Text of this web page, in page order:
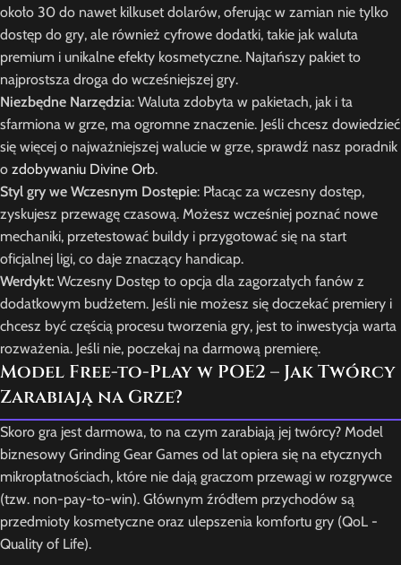
około 30 do nawet kilkuset dolarów, oferując w zamian nie tylko
dostęp do gry, ale również cyfrowe dodatki, takie jak waluta
premium i unikalne efekty kosmetyczne. Najtańszy pakiet to
najprostsza droga do wcześniejszej gry.
Niezbędne Narzędzia: Waluta zdobyta w pakietach, jak i ta
sfarmiona w grze, ma ogromne znaczenie. Jeśli chcesz dowiedzieć
się więcej o najważniejszej walucie w grze, sprawdź nasz poradnik
o zdobywaniu Divine Orb.
Styl gry we Wczesnym Dostępie: Płacąc za wczesny dostęp,
zyskujesz przewagę czasową. Możesz wcześniej poznać nowe
mechaniki, przetestować buildy i przygotować się na start
oficjalnej ligi, co daje znaczący handicap.
Werdykt: Wczesny Dostęp to opcja dla zagorzałych fanów z
dodatkowym budżetem. Jeśli nie możesz się doczekać premiery i
chcesz być częścią procesu tworzenia gry, jest to inwestycja warta
rozważenia. Jeśli nie, poczekaj na darmową premierę.
Model Free-to-Play w POE2 – Jak Twórcy
Zarabiają na Grze?
Skoro gra jest darmowa, to na czym zarabiają jej twórcy? Model
biznesowy Grinding Gear Games od lat opiera się na etycznych
mikropłatnościach, które nie dają graczom przewagi w rozgrywce
(tzw. non-pay-to-win). Głównym źródłem przychodów są
przedmioty kosmetyczne oraz ulepszenia komfortu gry (QoL -
Quality of Life).